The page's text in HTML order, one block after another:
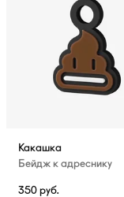
Какашка
Бейдж к адреснику
350 руб.